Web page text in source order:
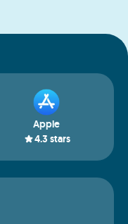
Apple
4.3 stars